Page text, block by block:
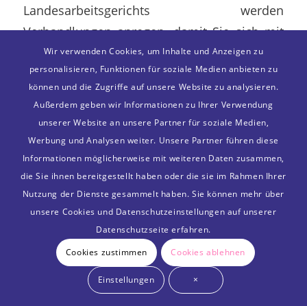
Landesarbeitsgerichts werden
Verhandlungen anregen, damit Sie sich mit
dem Arbeitgeber einigen. Beide Parteien
können auch erneut Beweise vorbringen.
Nach dem Urteil des Landesarbeitsgerichts
steht Ihnen und dem Arbeitgeber ggf. die
Revision offen. Dann überprüft das
Bundesarbeitsgericht in Erfurt Ihre
Kündigung. Allerdings ist das Verfahren auf
Rechtsfragen beschränkt; neue Beweise
können Sie nicht vorbringen. Die wenigsten
Kündigungsschutzklagen gehen bis zum
Bundesarbeitsgericht.
Wir verwenden Cookies, um Inhalte und Anzeigen zu
personalisieren, Funktionen für soziale Medien anbieten zu
können und die Zugriffe auf unsere Website zu analysieren.
Außerdem geben wir Informationen zu Ihrer Verwendung
unserer Website an unsere Partner für soziale Medien,
Werbung und Analysen weiter. Unsere Partner führen diese
Informationen möglicherweise mit weiteren Daten zusammen,
die Sie ihnen bereitgestellt haben oder die sie im Rahmen Ihrer
Nutzung der Dienste gesammelt haben. Sie können mehr über
unsere Cookies und Datenschutzeinstellungen auf unserer
Datenschutzseite erfahren.
Cookies zustimmen
Cookies ablehnen
Einstellungen ×